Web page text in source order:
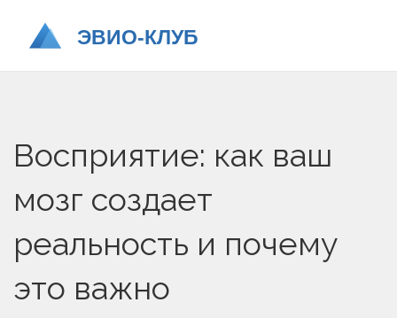
Восприятие: как ваш
мозг создает
реальность и почему
это важно